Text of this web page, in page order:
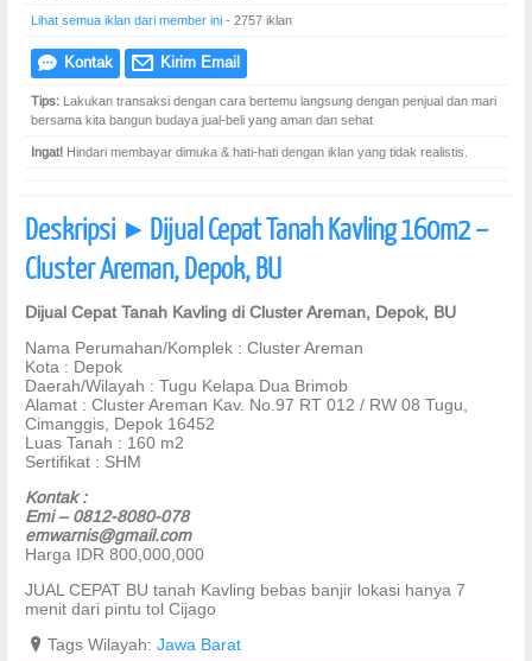
Lihat semua iklan dari member ini - 2757 iklan
e Kontak @ Kirim Email
Tips: Lakukan transaksi dengan cara bertemu langsung dengan penjual dan mari
bersama kita bangun budaya jual-beli yang aman dan sehat
Ingat! Hindari membayar dimuka & hati-hati dengan iklan yang tidak realistis.
Deskripsi ] Dijual Cepat Tanah Kavling 160m2 –
Cluster Areman, Depok, BU
Dijual Cepat Tanah Kavling di Cluster Areman, Depok, BU
Nama Perumahan/Komplek : Cluster Areman
Kota : Depok
Daerah/Wilayah : Tugu Kelapa Dua Brimob
Alamat : Cluster Areman Kav. No.97 RT 012 / RW 08 Tugu,
Cimanggis, Depok 16452
Luas Tanah : 160 m2
Sertifikat : SHM
Kontak :
Emi – 0812-8080-078
emwarnis@gmail.com
Harga IDR 800,000,000
JUAL CEPAT BU tanah Kavling bebas banjir lokasi hanya 7
menit dari pintu tol Cijago
? Tags Wilayah: Jawa Barat